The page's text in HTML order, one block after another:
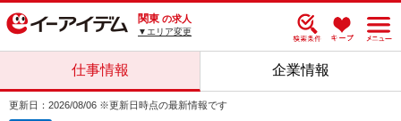
関東 の求人
▼エリア変更
仕事情報 企業情報
更新日：2026/08/06 ※更新日時点の最新情報です